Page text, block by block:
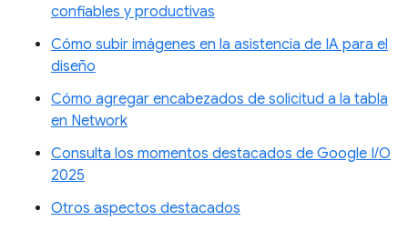
confiables y productivas
Cómo subir imágenes en la asistencia de IA para el
diseño
Cómo agregar encabezados de solicitud a la tabla
en Network
Consulta los momentos destacados de Google I/O
2025
Otros aspectos destacados